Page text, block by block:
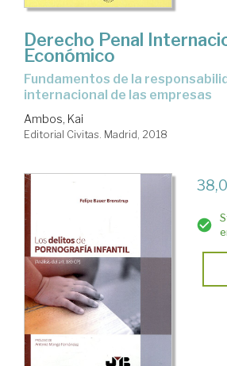
Derecho Penal
Económico
fundamentos de la responsabilidad penal
internacional de las empresas
Ambos, Kai
Editorial Civitas. Madrid, 2018